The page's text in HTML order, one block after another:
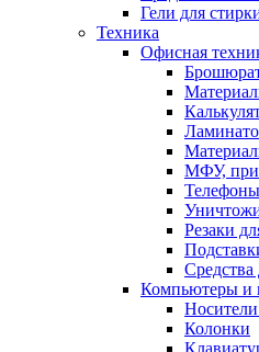
Гели для
Техника
Офисная
МФУ,
Резаки
Средства
Компьютеры и
Колонки